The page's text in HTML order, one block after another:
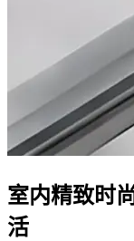
室内精致时
活